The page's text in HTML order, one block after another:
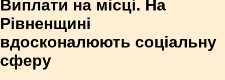
Виплати на місці. На
Рівненщині
вдосконалюють соціальну
сферу